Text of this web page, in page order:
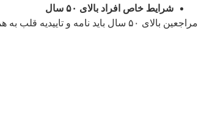
شرایط خاص افراد بالای ۵۰ سال
مراجعین بالای ۵۰ سال باید نامه و تاییدیه قلب به همراه نوار قلب از پزشک مربوطه ارائه دهند.